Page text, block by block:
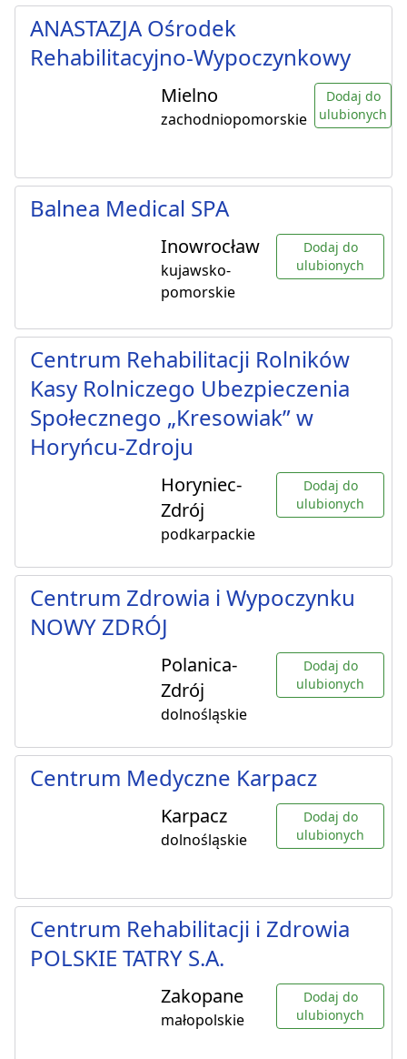
ANASTAZJA Ośrodek
Rehabilitacyjno-Wypoczynkowy
Mielno
zachodniopomorskie
Dodaj do
ulubionych
Balnea Medical SPA
Inowrocław
kujawsko-
pomorskie
Dodaj do
ulubionych
Centrum Rehabilitacji Rolników
Kasy Rolniczego Ubezpieczenia
Społecznego „Kresowiak” w
Horyńcu-Zdroju
Horyniec-
Zdrój
podkarpackie
Dodaj do
ulubionych
Centrum Zdrowia i Wypoczynku
NOWY ZDRÓJ
Polanica-
Zdrój
dolnośląskie
Dodaj do
ulubionych
Centrum Medyczne Karpacz
Karpacz
dolnośląskie
Dodaj do
ulubionych
Centrum Rehabilitacji i Zdrowia
POLSKIE TATRY S.A.
Zakopane
małopolskie
Dodaj do
ulubionych